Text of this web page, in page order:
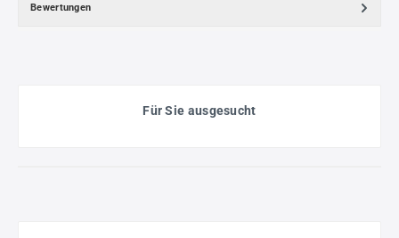
Bewertungen
Für Sie ausgesucht